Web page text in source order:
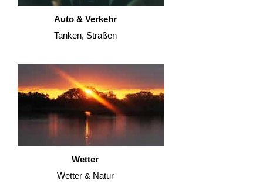
Auto & Verkehr
Tanken, Straßen
Wetter
Wetter & Natur